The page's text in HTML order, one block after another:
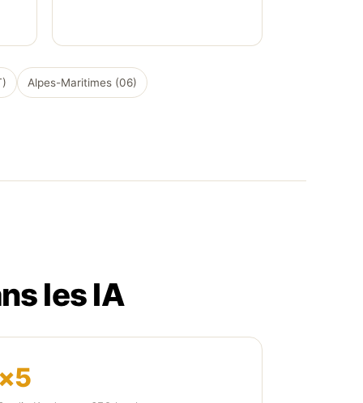
Alpes-Maritimes (06)
les IA
×5